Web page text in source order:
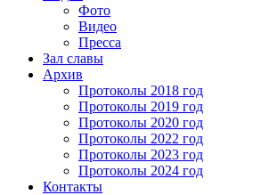
Фото
Видео
Пресса
Зал славы
Архив
Протоколы 2018 год
Протоколы 2019 год
Протоколы 2020 год
Протоколы 2022 год
Протоколы 2023 год
Протоколы 2024 год
Контакты